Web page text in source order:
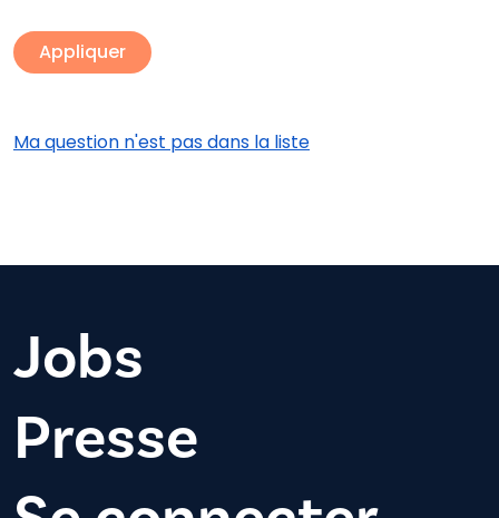
Ma question n'est pas dans la liste
Jobs
Presse